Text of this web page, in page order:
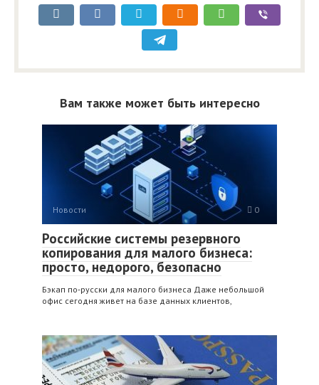
Вам также может быть интересно
Новости 0
Российские системы резервного
копирования для малого бизнеса:
просто, недорого, безопасно
Бэкап по‑русски для малого бизнеса Даже небольшой
офис сегодня живет на базе данных клиентов,